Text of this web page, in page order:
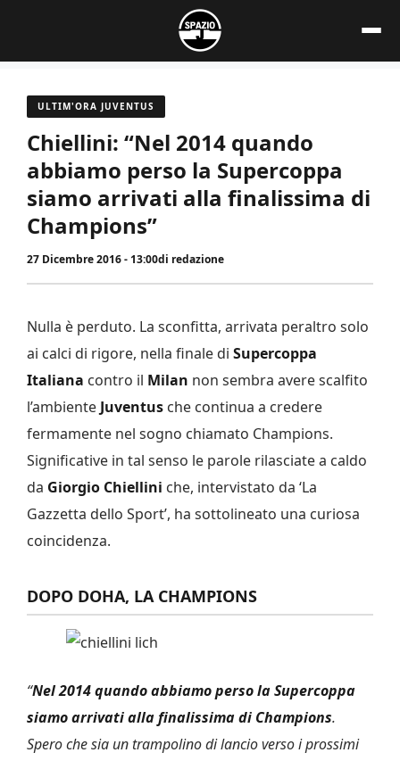
contenuto
ULTIM'ORA JUVENTUS
Chiellini: “Nel 2014 quando
abbiamo perso la Supercoppa
siamo arrivati alla finalissima di
Champions”
27 Dicembre 2016 - 13:00di redazione
Nulla è perduto. La sconfitta, arrivata peraltro solo
ai calci di rigore, nella finale di Supercoppa
Italiana contro il Milan non sembra avere scalfito
l’ambiente Juventus che continua a credere
fermamente nel sogno chiamato Champions.
Significative in tal senso le parole rilasciate a caldo
da Giorgio Chiellini che, intervistato da ‘La
Gazzetta dello Sport’, ha sottolineato una curiosa
coincidenza.
DOPO DOHA, LA CHAMPIONS
“Nel 2014 quando abbiamo perso la Supercoppa
siamo arrivati alla finalissima di Champions.
Spero che sia un trampolino di lancio verso i prossimi